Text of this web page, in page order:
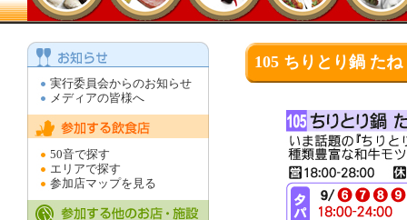
実行委員会からのお知らせ
メディアの皆様へ
50音で探す
エリアで探す
参加店マップを見る
105 ちりとり鍋 たね